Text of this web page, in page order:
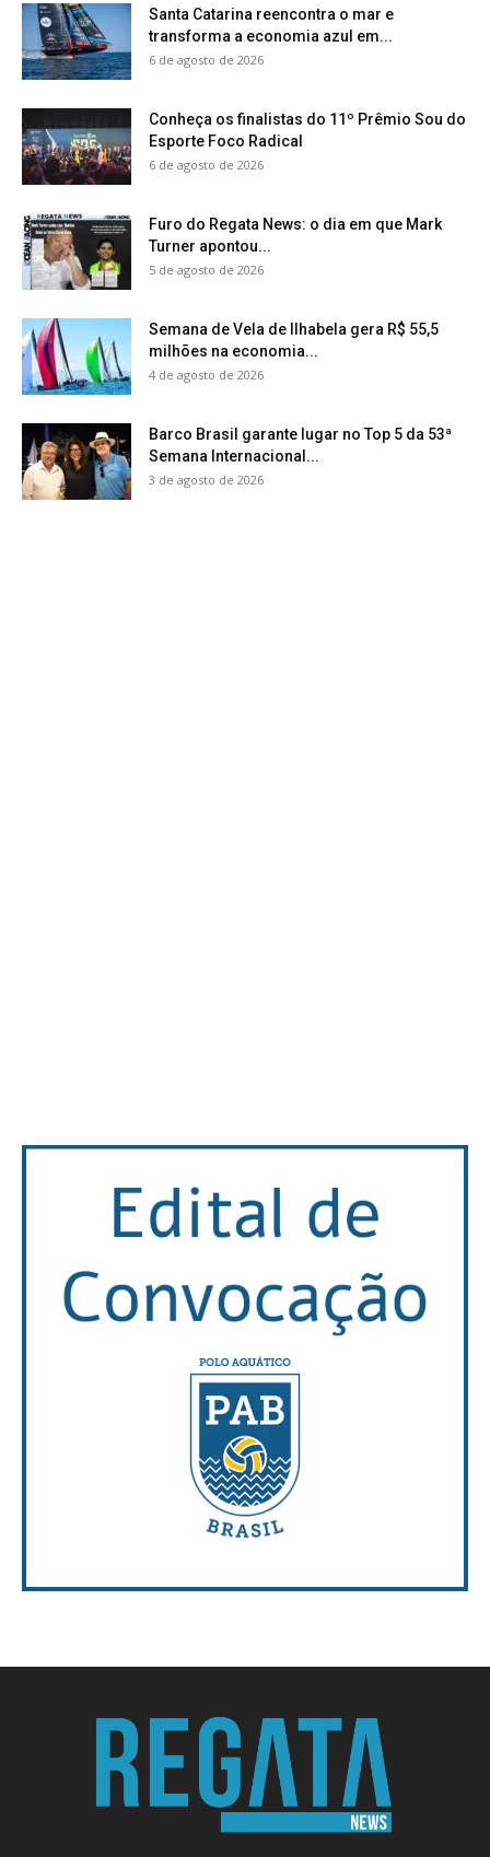
Santa Catarina reencontra o mar e
transforma a economia azul em...
6 de agosto de 2026
Conheça os finalistas do 11º Prêmio Sou do
Esporte Foco Radical
6 de agosto de 2026
Furo do Regata News: o dia em que Mark
Turner apontou...
5 de agosto de 2026
Semana de Vela de Ilhabela gera R$ 55,5
milhões na economia...
4 de agosto de 2026
Barco Brasil garante lugar no Top 5 da 53ª
Semana Internacional...
3 de agosto de 2026